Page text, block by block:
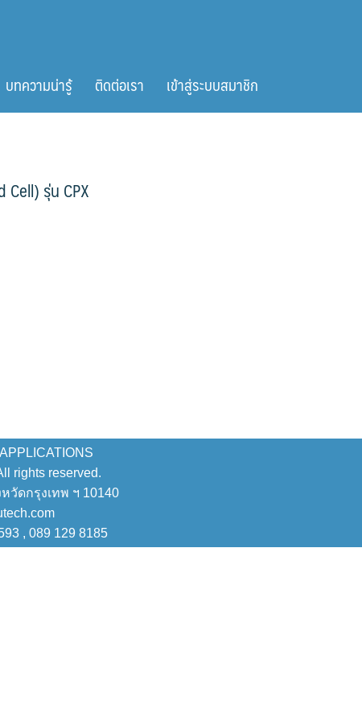
บทความน่ารู้ ติดต่อเรา เข้าสู่ระบบสมาชิก
Cell) รุ่น CPX
rights reserved.
วัดกรุงเทพ ฯ 10140
, 089 129 8185